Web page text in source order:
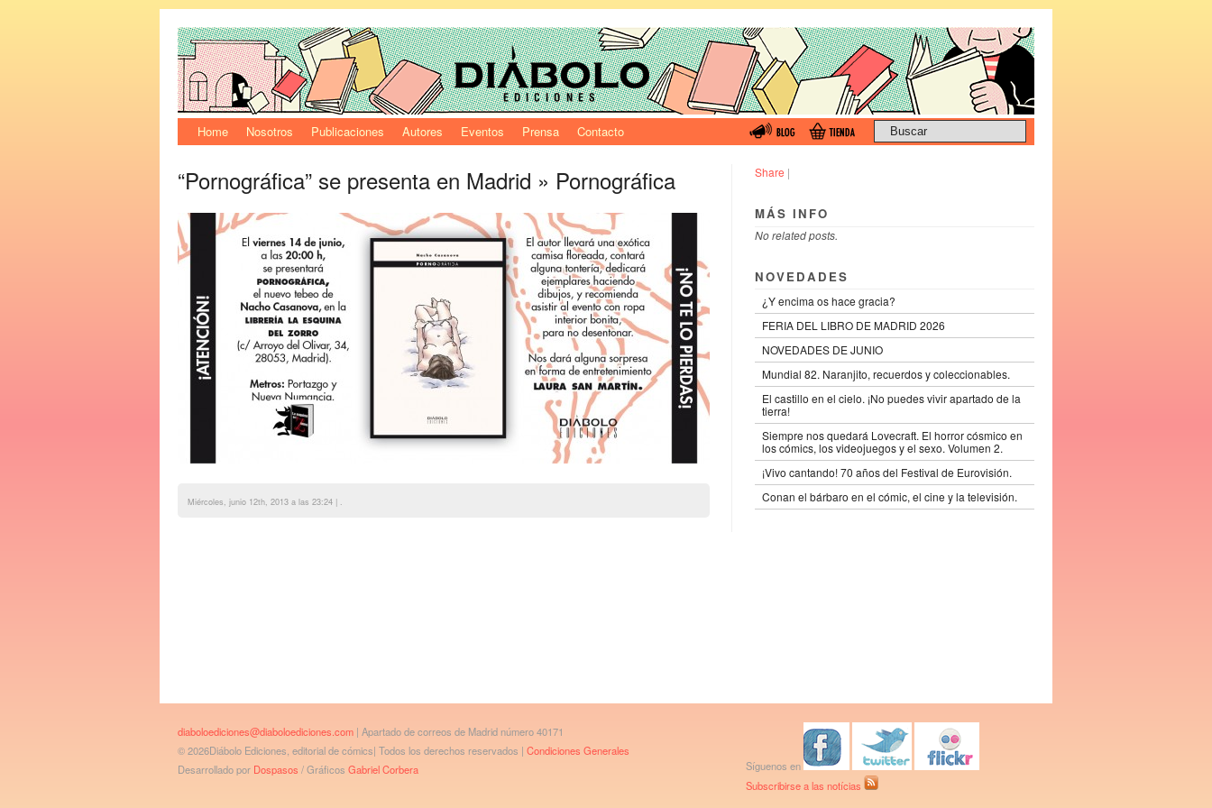
Home Nosotros Publicaciones Autores Eventos Prensa Contacto
“Pornográfica” se presenta en Madrid » Pornográfica
Miércoles, junio 12th, 2013 a las 23:24 | .
Share |
MÁS INFO
No related posts.
NOVEDADES
¿Y encima os hace gracia?
FERIA DEL LIBRO DE MADRID 2026
NOVEDADES DE JUNIO
Mundial 82. Naranjito, recuerdos y coleccionables.
El castillo en el cielo. ¡No puedes vivir apartado de la
tierra!
Siempre nos quedará Lovecraft. El horror cósmico en
los cómics, los videojuegos y el sexo. Volumen 2.
¡Vivo cantando! 70 años del Festival de Eurovisión.
Conan el bárbaro en el cómic, el cine y la televisión.
diaboloediciones@diaboloediciones.com | Apartado de correos de Madrid número 40171
© 2026Diábolo Ediciones, editorial de cómics| Todos los derechos reservados | Condiciones Generales
Desarrollado por Dospasos / Gráficos Gabriel Corbera
Síguenos en
Subscribirse a las notícias